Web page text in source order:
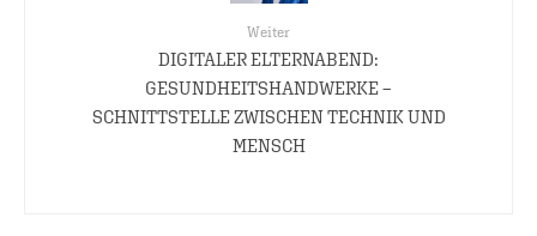
Weiter
DIGITALER ELTERNABEND:
GESUNDHEITSHANDWERKE –
SCHNITTSTELLE ZWISCHEN TECHNIK UND
MENSCH